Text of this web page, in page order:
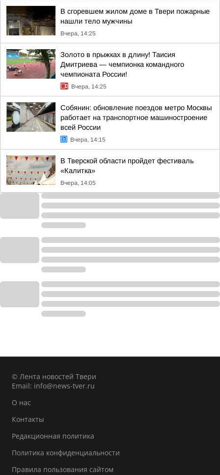
В сгоревшем жилом доме в Твери пожарные
нашли тело мужчины
Вчера, 14:25
Золото в прыжках в длину! Таисия
Дмитриева — чемпионка командного
чемпионата России!
Вчера, 14:25
Собянин: обновление поездов метро Москвы
работает на транспортное машиностроение
всей России
Вчера, 14:15
В Тверской области пройдет фестиваль
«Калитка»
Вчера, 14:05
© Лента новостей Твери
Email: info@news-tver.ru
О нас
Контакты
Редакционная политика
Политика конфиденциальности
Правила пользования сайтом